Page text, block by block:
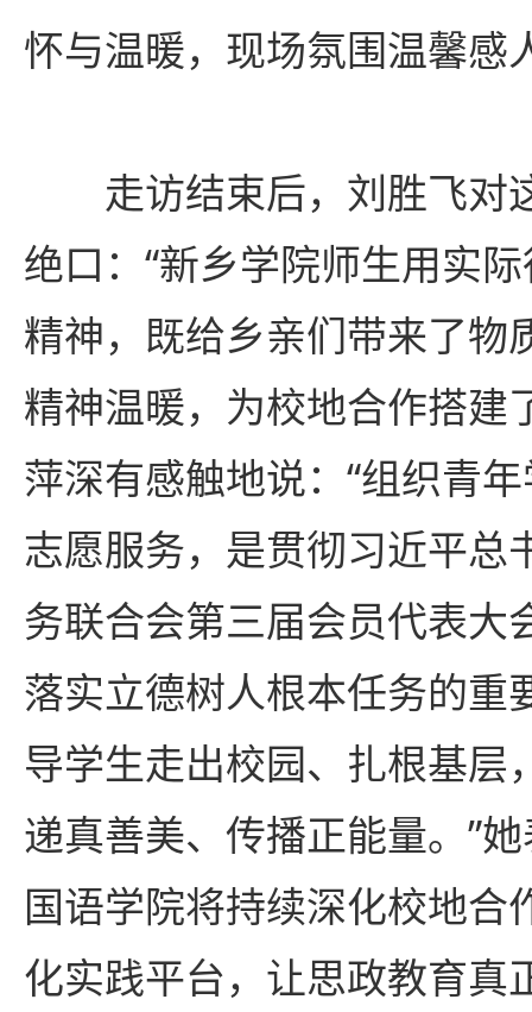
怀与温暖，现场氛围温馨感
走访结束后，刘胜飞对
绝口：“新乡学院师生用实
精神，既给乡亲们带来了物
精神温暖，为校地合作搭建
萍深有感触地说：“组织青
志愿服务，是贯彻习近平总
务联合会第三届会员代表大
落实立德树人根本任务的重
导学生走出校园、扎根基层
递真善美、传播正能量。”
国语学院将持续深化校地合
化实践平台，让思政教育真